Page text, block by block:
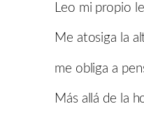
Leo mi propio
Me atosiga la
me obliga a
Más allá de la